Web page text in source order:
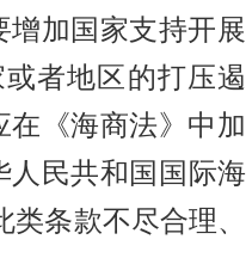
增加国家支持开展
者地区的打压遏
《海商法》中加
人民共和国国际海
条款不尽合理、